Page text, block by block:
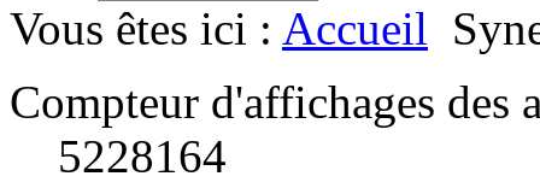
Vous êtes ici : Accueil
Compteur d'affichages des
5228164